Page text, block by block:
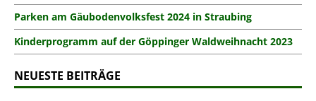
Parken am Gäubodenvolksfest 2024 in Straubing
Kinderprogramm auf der Göppinger Waldweihnacht 2023
NEUESTE BEITRÄGE